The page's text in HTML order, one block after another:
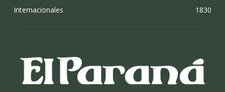
Internacionales
1830